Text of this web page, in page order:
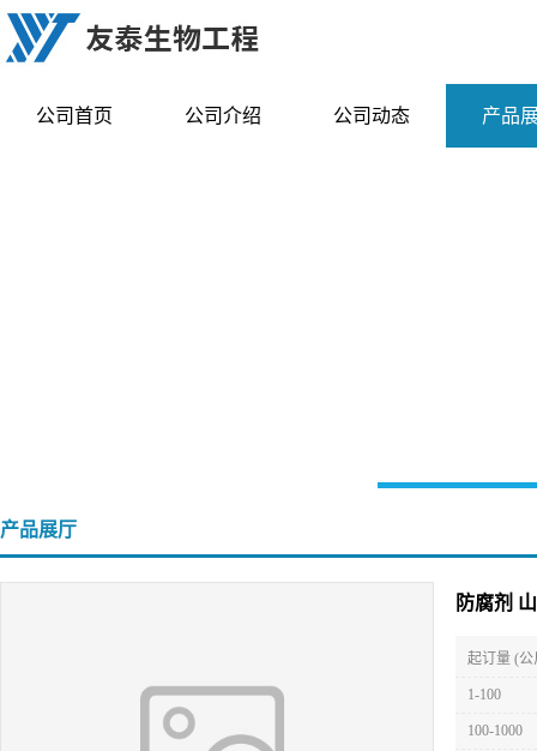
公司首页 公司介绍 公司动态 产品
产品展厅
防腐剂
起订量 (公
1-100
100-1000